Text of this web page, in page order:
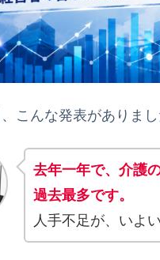
こんな発表がありまし
去年一年で、介護
過去最多です。
人手不足が、いよ